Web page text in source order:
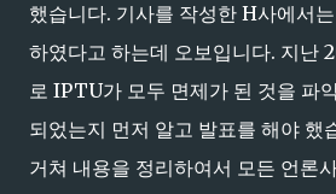
했습니다. 기사를 작성한 H사에서
하였다고 하는데 오보입니다. 지난
로 IPTU가 모두 면제가 된 것을 파
되었는지 먼저 알고 발표를 해야 했
거쳐 내용을 정리하여서 모든 언론